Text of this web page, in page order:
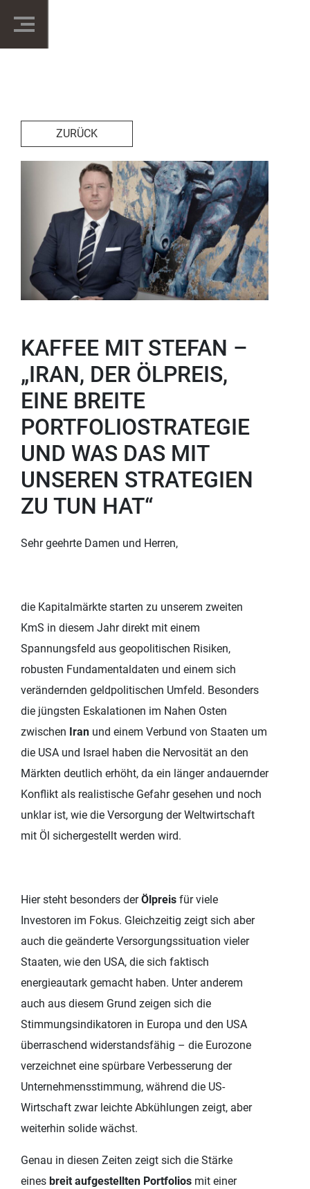
ZURÜCK
KAFFEE MIT STEFAN –
„IRAN, DER ÖLPREIS,
EINE BREITE
PORTFOLIOSTRATEGIE
UND WAS DAS MIT
UNSEREN STRATEGIEN
ZU TUN HAT“
Sehr geehrte Damen und Herren,
die Kapitalmärkte starten zu unserem zweiten
KmS in diesem Jahr direkt mit einem
Spannungsfeld aus geopolitischen Risiken,
robusten Fundamentaldaten und einem sich
verändernden geldpolitischen Umfeld. Besonders
die jüngsten Eskalationen im Nahen Osten
zwischen Iran und einem Verbund von Staaten um
die USA und Israel haben die Nervosität an den
Märkten deutlich erhöht, da ein länger andauernder
Konflikt als realistische Gefahr gesehen und noch
unklar ist, wie die Versorgung der Weltwirtschaft
mit Öl sichergestellt werden wird.
Hier steht besonders derÖlpreis für viele
Investoren im Fokus. Gleichzeitig zeigt sich aber
auch die geänderte Versorgungssituation vieler
Staaten, wie den USA, die sich faktisch
energieautark gemacht haben. Unter anderem
auch aus diesem Grund zeigen sich die
Stimmungsindikatoren in Europa und den USA
überraschend widerstandsfähig – die Eurozone
verzeichnet eine spürbare Verbesserung der
Unternehmensstimmung, während die US-
Wirtschaft zwar leichte Abkühlungen zeigt, aber
weiterhin solide wächst.
Genau in diesen Zeiten zeigt sich die Stärke
eines breit aufgestellten Portfolios mit einer